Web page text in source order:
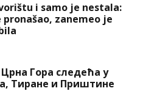
i samo je nestala:
pronašao, zanemeo je
Гора следећа у
Тиране и Приштине